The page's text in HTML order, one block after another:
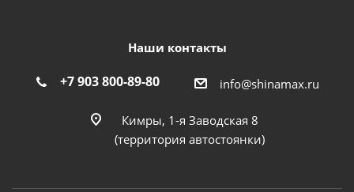
Наши контакты
+7 903 800-89-80 info@shinamax.ru
Кимры, 1-я Заводская 8
(территория автостоянки)